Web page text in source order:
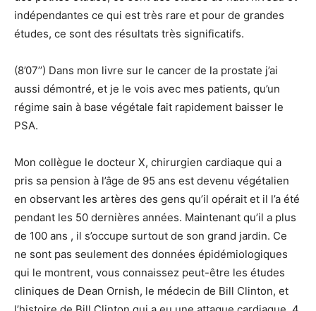
indépendantes ce qui est très rare et pour de grandes
études, ce sont des résultats très significatifs.
(8’07’’) Dans mon livre sur le cancer de la prostate j’ai
aussi démontré, et je le vois avec mes patients, qu’un
régime sain à base végétale fait rapidement baisser le
PSA.
Mon collègue le docteur X, chirurgien cardiaque qui a
pris sa pension à l’âge de 95 ans est devenu végétalien
en observant les artères des gens qu’il opérait et il l’a été
pendant les 50 dernières années. Maintenant qu’il a plus
de 100 ans , il s’occupe surtout de son grand jardin. Ce
ne sont pas seulement des données épidémiologiques
qui le montrent, vous connaissez peut-être les études
cliniques de Dean Ornish, le médecin de Bill Clinton, et